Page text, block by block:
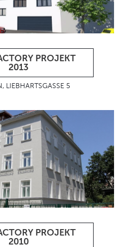
PROJEKT
2013
LIEBHARTSGASSE 5
PROJEKT
2010